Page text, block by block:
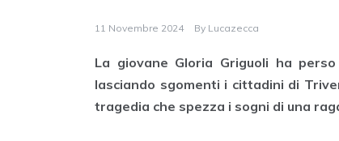
11 Novembre 2024 By Lucazecca
La giovane Gloria Griguoli ha
lasciando sgomenti i cittadini di
tragedia che spezza i sogni di una